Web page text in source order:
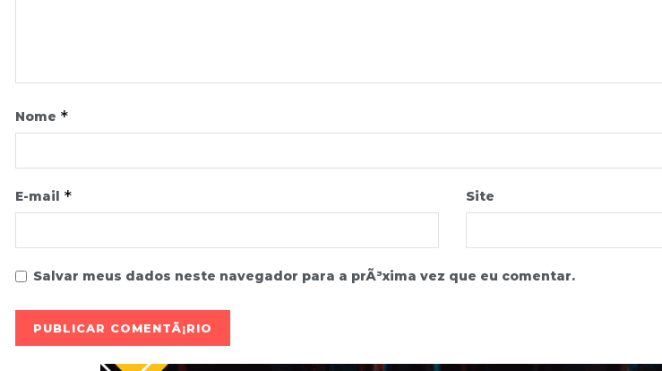
Nome *
E-mail * Site
Salvar meus dados neste navegador para a prÃ³xima vez que eu comentar.